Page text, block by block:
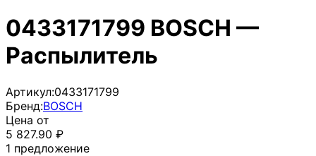
0433171799 BOSCH —
Распылитель
Артикул:0433171799
Бренд:BOSCH
Цена от
5 827.90 ₽
1 предложение